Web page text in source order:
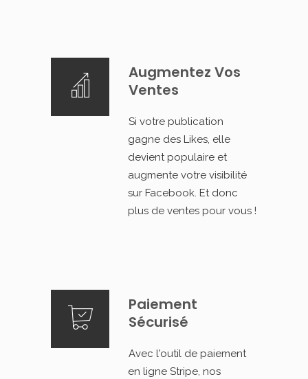
Augmentez Vos
Ventes
Si votre publication
gagne des Likes, elle
devient populaire et
augmente votre visibilité
sur Facebook. Et donc
plus de ventes pour vous !
Paiement
Sécurisé
Avec l'outil de paiement
en ligne Stripe, nos